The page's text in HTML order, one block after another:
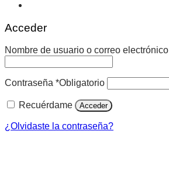
Acceder
Nombre de usuario o correo electrónico
Contraseña *Obligatorio
Recuérdame Acceder
¿Olvidaste la contraseña?